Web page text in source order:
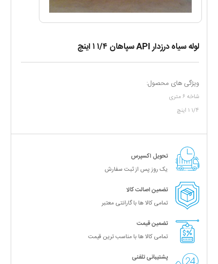
لوله سیاه درزدار API سپاهان ۱/۴ ۱ اینچ
ویژگی های محصول:
شاخه ۶ متری
۱/۴ ۱ اینچ
تحویل اکسپرس
یک روز پس از ثبت سفارش
تضمین اصالت کالا
تمامی کالا ها با گارانتی معتبر
تضمین قیمت
تمامی کالا ها با مناسب ترین قیمت
پشتیبانی تلفنی